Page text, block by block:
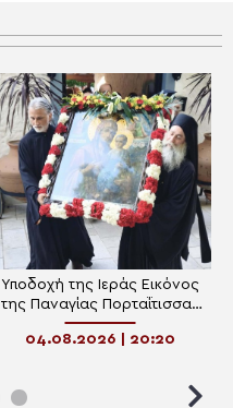
Υποδοχή της Ιεράς Εικόνος
της Παναγίας Πορταΐτισσας
στον Ιερό Ναό Αγίου Νικήτα
Λευκάδος
04.08.2026 | 20:20